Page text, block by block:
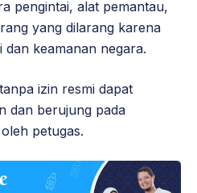
pengintai, alat pemantau,
yang dilarang karena
keamanan negara.
izin resmi dapat
dan berujung pada
petugas.